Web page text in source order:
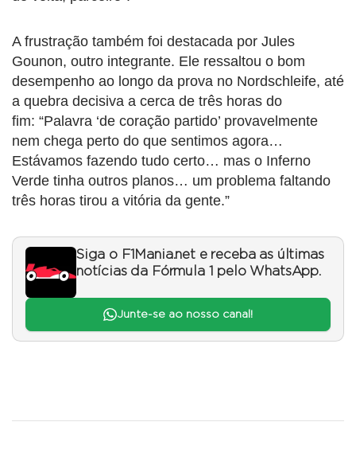
A frustração também foi destacada por Jules
Gounon, outro integrante. Ele ressaltou o bom
desempenho ao longo da prova no Nordschleife, até
a quebra decisiva a cerca de três horas do
fim: “Palavra ‘de coração partido’ provavelmente
nem chega perto do que sentimos agora…
Estávamos fazendo tudo certo… mas o Inferno
Verde tinha outros planos… um problema faltando
três horas tirou a vitória da gente.”
Siga o F1Mania.net e receba as últimas
notícias da Fórmula 1 pelo WhatsApp.
Junte-se ao nosso canal!